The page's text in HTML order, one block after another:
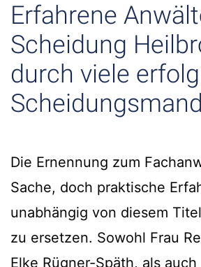
Erfahrene
Scheidung
durch viele
Die Ernennung zum
Sache, doch praktische
unabhängig von diesem
zu ersetzen. Sowohl Frau
Elke Rügner-Späth, als auch